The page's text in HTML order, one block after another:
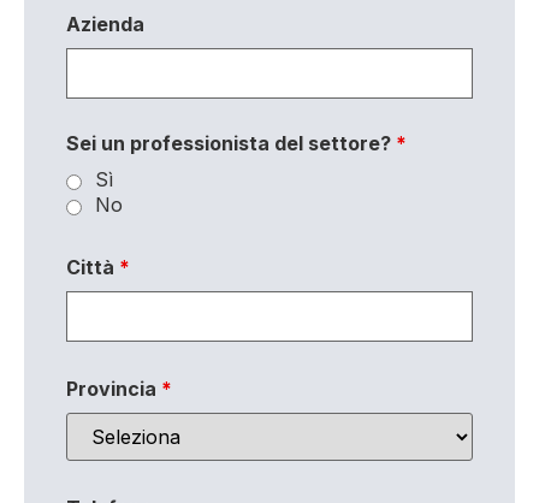
Azienda
Sei un professionista del settore? *
Sì
No
Città *
Provincia *